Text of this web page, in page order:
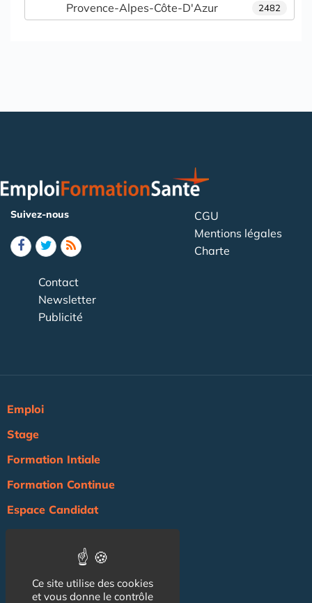
2482
Provence-Alpes-Côte-D'Azur
Suivez-nous
CGU
Mentions légales
Charte
Contact
Newsletter
Publicité
Emploi
Stage
Formation Intiale
Formation Continue
Espace Candidat
AgendaCe site utilise des cookies
et vous donne le contrôle